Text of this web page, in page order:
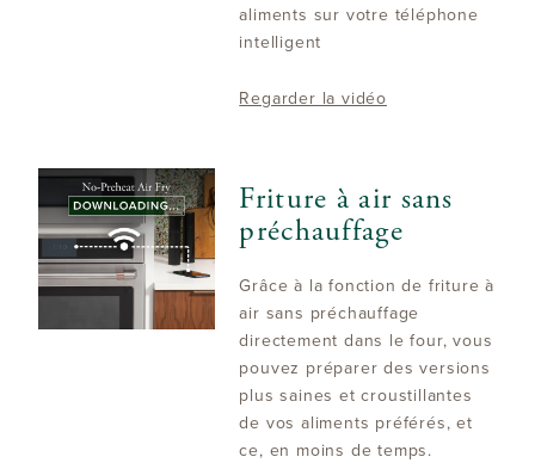
aliments sur votre téléphone
intelligent
Regarder la vidéo
Friture à air sans
préchauffage
Grâce à la fonction de friture à
air sans préchauffage
directement dans le four, vous
pouvez préparer des versions
plus saines et croustillantes
de vos aliments préférés, et
ce, en moins de temps.